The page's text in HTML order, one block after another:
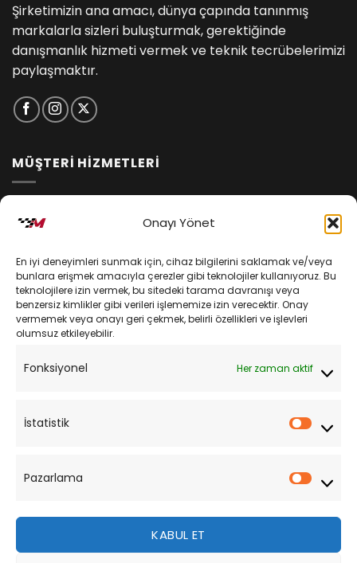
Onayı Yönet
En iyi deneyimleri sunmak için, cihaz bilgilerini saklamak ve/veya
bunlara erişmek amacıyla çerezler gibi teknolojiler kullanıyoruz. Bu
teknolojilere izin vermek, bu sitedeki tarama davranışı veya
benzersiz kimlikler gibi verileri işlememize izin verecektir. Onay
vermemek veya onayı geri çekmek, belirli özellikleri ve işlevleri
olumsuz etkileyebilir.
Fonksiyonel Her zaman aktif
İstatistik
Pazarlama
KABUL ET
Şirketimizin ana amacı, dünya çapında tanınmış
markalarla sizleri buluşturmak, gerektiğinde
danışmanlık hizmeti vermek ve teknik tecrübelerimizi
paylaşmaktır.
MÜŞTERİ HİZMETLERİ
Kişisel Verilerin Korunması
Mesafeli Satış Sözleşmesi
Sipariş Takibi